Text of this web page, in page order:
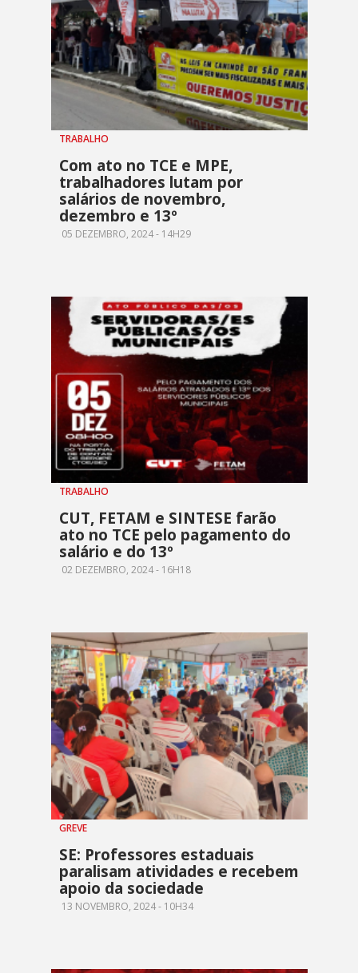
TRABALHO
Com ato no TCE e MPE,
trabalhadores lutam por
salários de novembro,
dezembro e 13º
05 DEZEMBRO, 2024 - 14H29
TRABALHO
CUT, FETAM e SINTESE farão
ato no TCE pelo pagamento do
salário e do 13º
02 DEZEMBRO, 2024 - 16H18
GREVE
SE: Professores estaduais
paralisam atividades e recebem
apoio da sociedade
13 NOVEMBRO, 2024 - 10H34